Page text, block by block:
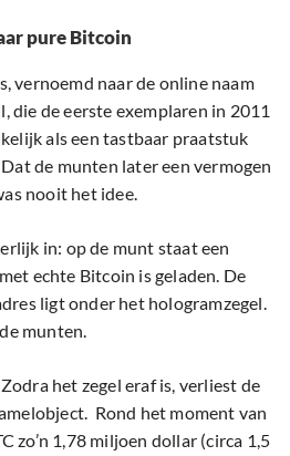
pure Bitcoin
vernoemd naar de online naam
die de eerste exemplaren in 2011
als een tastbaar praatstuk
de munten later een vermogen
nooit het idee.
in: op de munt staat een
echte Bitcoin is geladen. De
ligt onder het hologramzegel.
munten.
het zegel eraf is, verliest de
Rond het moment van
zo’n 1,78 miljoen dollar (circa 1,5